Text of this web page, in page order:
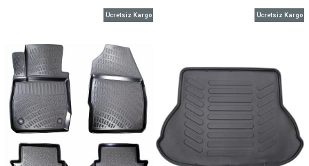
Ücretsiz Kargo Ücretsiz Kargo